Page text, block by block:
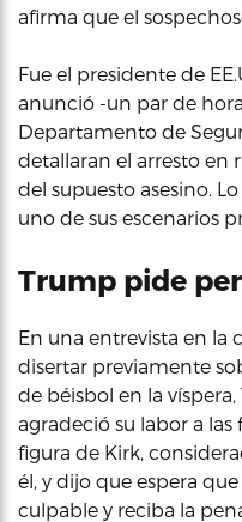
afirma que el
Fue el presidente de
anunció -un par de
Departamento de
detallaran el arresto en
del supuesto asesino.
uno de sus escenarios
Trump pide
En una entrevista en la
disertar previamente
de béisbol en la
agradeció su labor a las
figura de Kirk,
él, y dijo que espera
culpable y reciba la